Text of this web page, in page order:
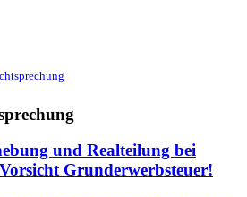
und Realteilung bei
Grunderwerbsteuer!